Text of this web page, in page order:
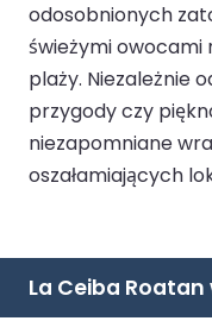
odosobnionych
świeżymi
plaży. Niezależnie
przygody czy
niezapomniane
oszałamiających
La Ceiba